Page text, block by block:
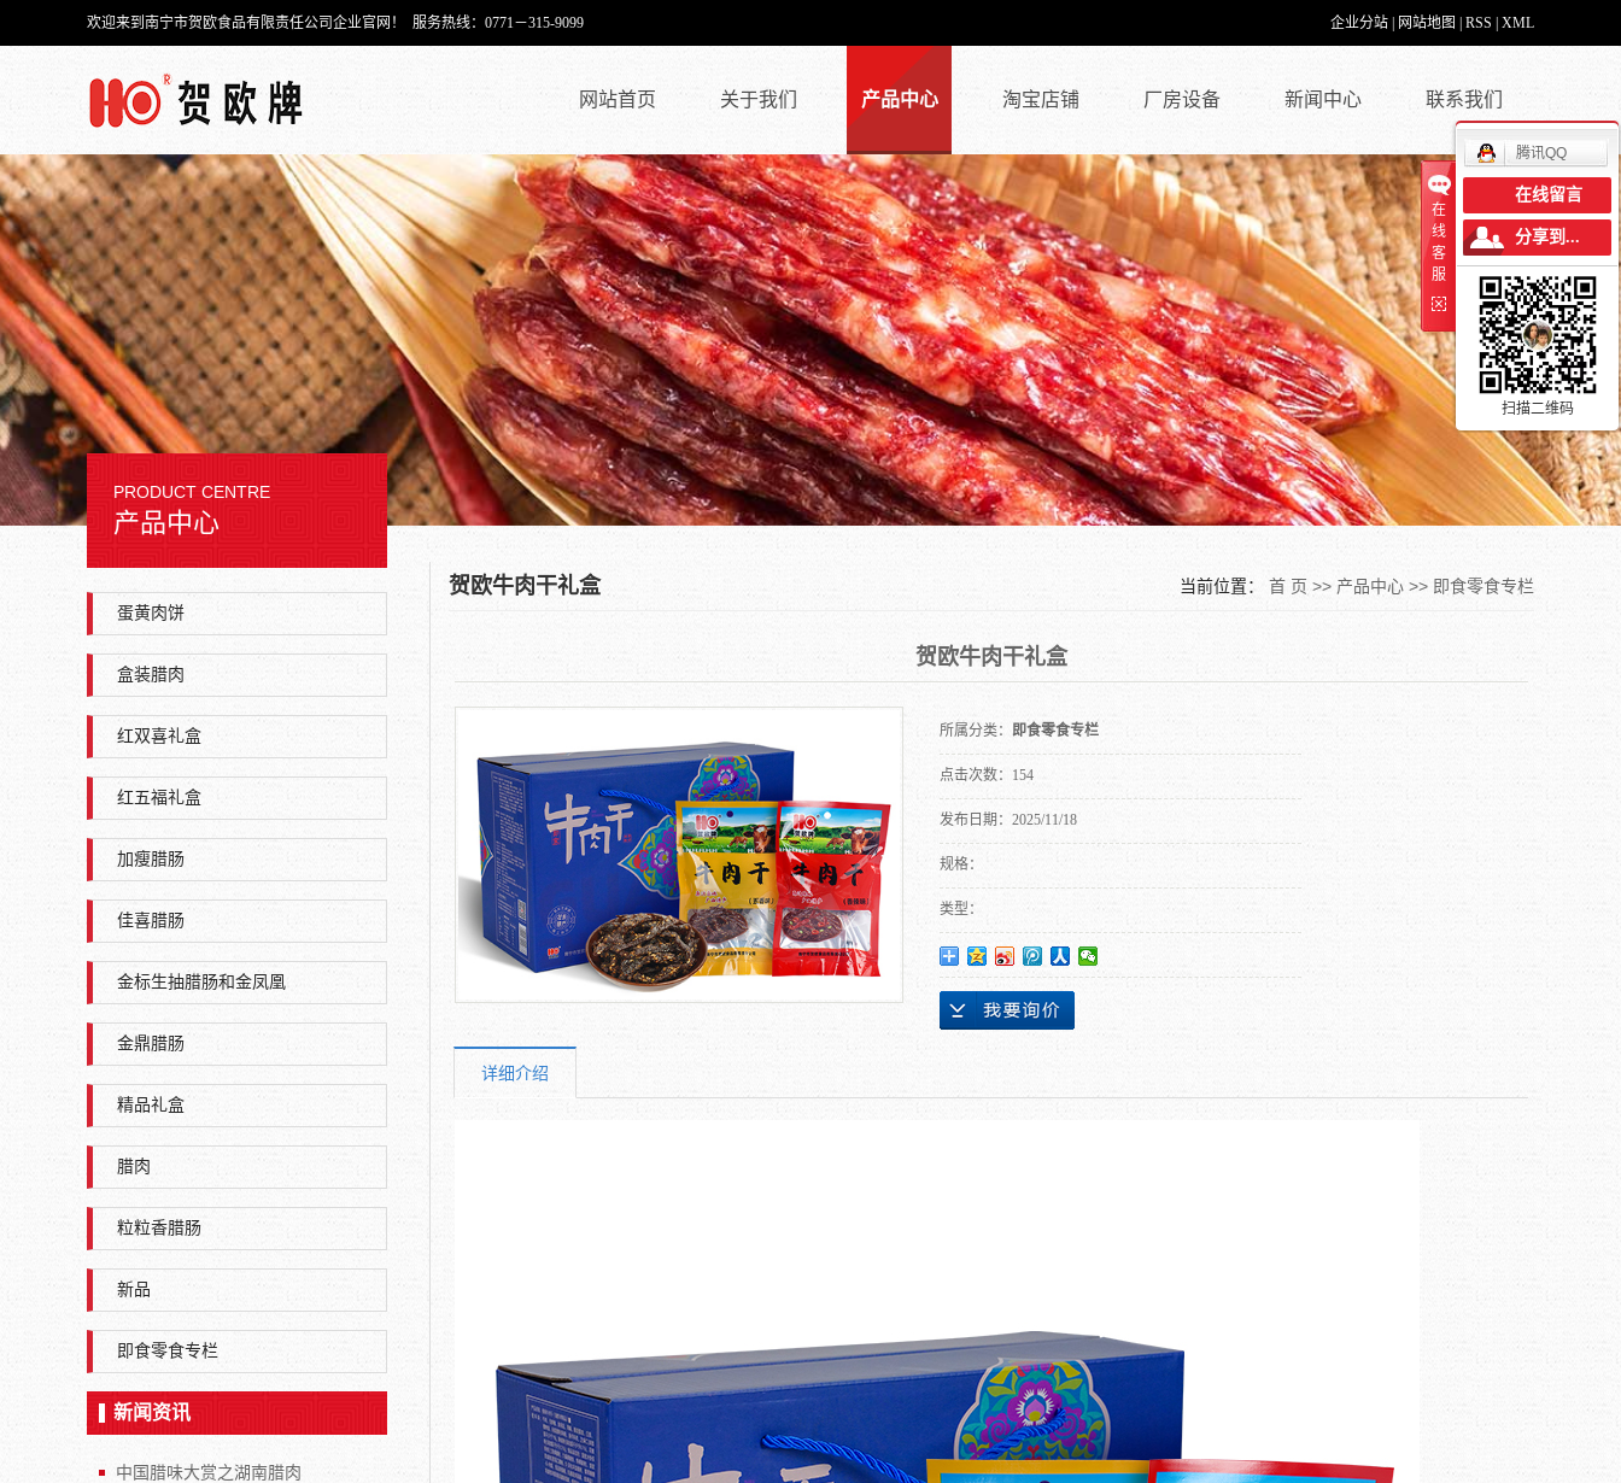
欢迎来到南宁市贺欧食品有限责任公司企业官网！ 服务热线：0771－315-9099 企业分站 网站地图 RSS XML
网站首页 关于我们 产品中心 淘宝店铺 厂房设备 新闻中心 联系我们
PRODUCT CENTRE
产品中心
蛋黄肉饼
盒装腊肉
红双喜礼盒
红五福礼盒
加瘦腊肠
佳喜腊肠
金标生抽腊肠和金凤凰
金鼎腊肠
精品礼盒
腊肉
粒粒香腊肠
新品
即食零食专栏
新闻资讯
中国腊味大赏之湖南腊肉
贺欧牛肉干礼盒 当前位置： 首 页 >> 产品中心 >> 即食零食专栏
贺欧牛肉干礼盒
所属分类： 即食零食专栏
点击次数： 154
发布日期： 2025/11/18
规格：
类型：
详细介绍
在
线
客
服
腾讯QQ
在线留言
分享到...
扫描二维码